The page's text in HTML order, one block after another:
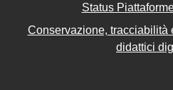
Status
Conservazione, tracciabilità
didattici